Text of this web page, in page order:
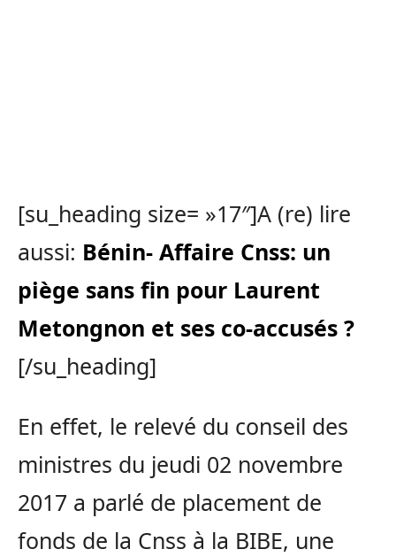
[su_heading size= »17″]A (re) lire
aussi: Bénin- Affaire Cnss: un
piège sans fin pour Laurent
Metongnon et ses co-accusés ?
[/su_heading]
En effet, le relevé du conseil des
ministres du jeudi 02 novembre
2017 a parlé de placement de
fonds de la Cnss à la BIBE, une